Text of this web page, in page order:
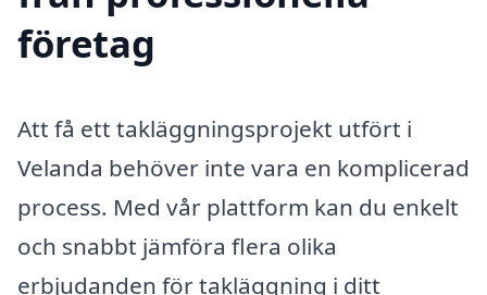
företag
Att få ett takläggningsprojekt utfört i
Velanda behöver inte vara en komplicerad
process. Med vår plattform kan du enkelt
och snabbt jämföra flera olika
erbjudanden för takläggning i ditt